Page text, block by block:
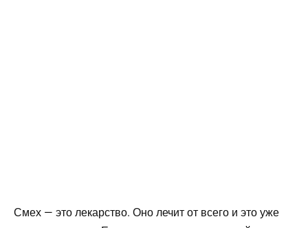
Смех — это лекарство. Оно лечит от всего и это уже